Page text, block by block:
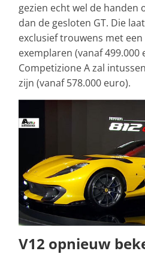
gezien echt wel de handen
dan de gesloten GT. Die
exclusief trouwens met een
exemplaren (vanaf 499.000
Competizione A zal
zijn (vanaf 578.000 euro).
V12 opnieuw